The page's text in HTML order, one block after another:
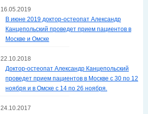
16.05.2019
В июне 2019 доктор-остеопат Александр
Канцепольский проведет прием пациентов в
Москве и Омске
22.10.2018
Доктор-остеопат Александр Канцепольский
проведет прием пациентов в Москве с 30 по 12
ноября и в Омске с 14 по 26 ноября.
24.10.2017